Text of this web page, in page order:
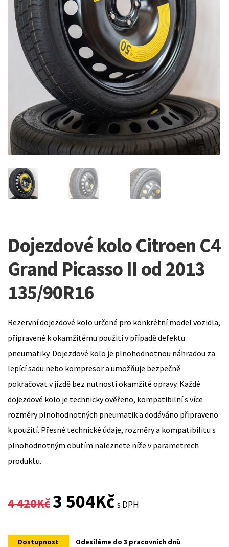
Dojezdové kolo Citroen C4
Grand Picasso II od 2013
135/90R16
Rezervní dojezdové kolo určené pro konkrétní model vozidla,
připravené k okamžitému použití v případě defektu
pneumatiky. Dojezdové kolo je plnohodnotnou náhradou za
lepící sadu nebo kompresor a umožňuje bezpečně
pokračovat v jízdě bez nutnosti okamžité opravy. Každé
dojezdové kolo je technicky ověřeno, kompatibilní s více
rozměry plnohodnotných pneumatik a dodáváno připraveno
k použití. Přesné technické údaje, rozměry a kompatibilitu s
plnohodnotným obutím naleznete níže v parametrech
produktu.
4 420Kč
Original
was:
3 504KčCurrent
is:
s DPH
Dostupnost Odesíláme do 3 pracovních dnů